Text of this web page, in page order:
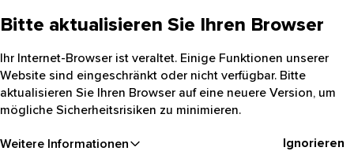
Bitte aktualisieren Sie Ihren Browser
Ihr Internet-Browser ist veraltet. Einige Funktionen unserer
Website sind eingeschränkt oder nicht verfügbar. Bitte
aktualisieren Sie Ihren Browser auf eine neuere Version, um
mögliche Sicherheitsrisiken zu minimieren.
Weitere Informationen Ignorieren